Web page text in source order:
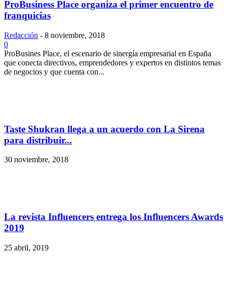
ProBusiness Place organiza el primer encuentro de
franquicias
Redacción - 8 noviembre, 2018
0
ProBusines Place, el escenario de sinergía empresarial en España
que conecta directivos, emprendedores y expertos en distintos temas
de negocios y que cuenta con...
Taste Shukran llega a un acuerdo con La Sirena
para distribuir...
30 noviembre, 2018
La revista Influencers entrega los Influencers Awards
2019
25 abril, 2019